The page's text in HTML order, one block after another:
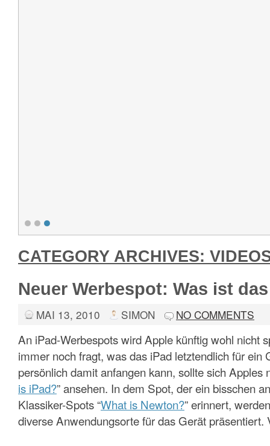
CATEGORY ARCHIVES:
Neuer Werbespot: Was ist
MAI 13, 2010 SIMON NO COMMENTS
An iPad-Werbespots wird Apple künftig wohl nicht
immer noch fragt, was das iPad letztendlich für ein
persönlich damit anfangen kann, sollte sich Apples
is iPad?” ansehen. In dem Spot, der ein bisschen
Klassiker-Spots “What is Newton?” erinnert,
diverse Anwendungsorte für das Gerät präsentiert.